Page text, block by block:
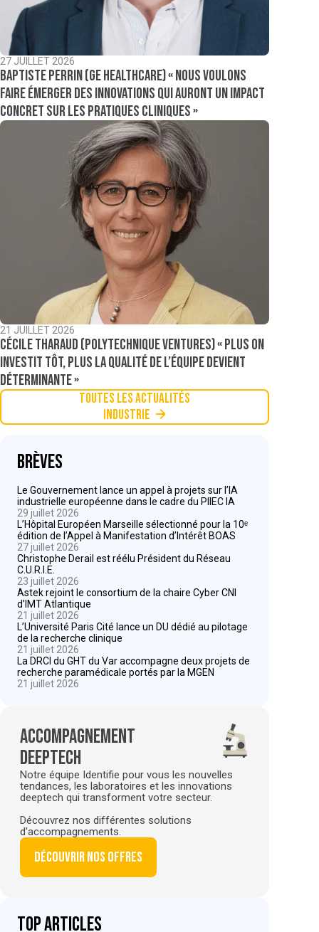
27 JUILLET 2026
Baptiste Perrin (GE Healthcare) « Nous voulons
faire émerger des innovations qui auront un impact
concret sur les pratiques cliniques »
21 JUILLET 2026
Cécile Tharaud (Polytechnique Ventures) « Plus on
investit tôt, plus la qualité de l’équipe devient
déterminante »
Toutes les actualités
Industrie
Brèves
Le Gouvernement lance un appel à projets sur l’IA
industrielle européenne dans le cadre du PIIEC IA
29 juillet 2026
L’Hôpital Européen Marseille sélectionné pour la 10ᵉ
édition de l’Appel à Manifestation d’Intérêt BOAS
27 juillet 2026
Christophe Derail est réélu Président du Réseau
C.U.R.I.E.
23 juillet 2026
Astek rejoint le consortium de la chaire Cyber CNI
d’IMT Atlantique
21 juillet 2026
L’Université Paris Cité lance un DU dédié au pilotage
de la recherche clinique
21 juillet 2026
La DRCI du GHT du Var accompagne deux projets de
recherche paramédicale portés par la MGEN
21 juillet 2026
Accompagnement
deeptech
Notre équipe Identifie pour vous les nouvelles
tendances, les laboratoires et les innovations
deeptech qui transforment votre secteur.
Découvrez nos différentes solutions
d'accompagnements.
Découvrir nos offres
Top articles